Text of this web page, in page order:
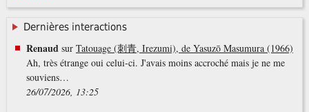
Dernières interactions
Renaudsur Tatouage (刺青, Irezumi), de Yasuzō Masumura (1966)
Ah, très étrange oui celui-ci. J'avais moins accroché mais je ne me
souviens…
26/07/2026, 13:25